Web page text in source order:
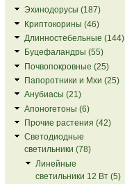
Эхинодорусы (187)
Криптокорины (46)
Длинностебельные (144)
Буцефаландры (55)
Почвопокровные (25)
Папоротники и Мхи (25)
Анубиасы (21)
Апоногетоны (6)
Прочие растения (42)
Светодиодные
светильники (78)
Линейные
светильники 12 Вт (5)